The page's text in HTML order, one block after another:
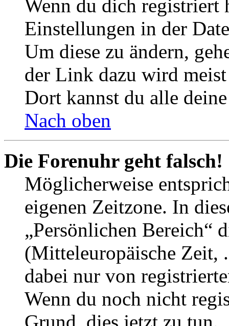
Wenn du dich registriert
Einstellungen in der
Um diese zu ändern,
der Link dazu wird
Dort kannst du alle
Nach oben
Die Forenuhr geht falsch!
Möglicherweise
eigenen Zeitzone. In
„Persönlichen Bereich“
(Mitteleuropäische Zeit,
dabei nur von
Wenn du noch nicht